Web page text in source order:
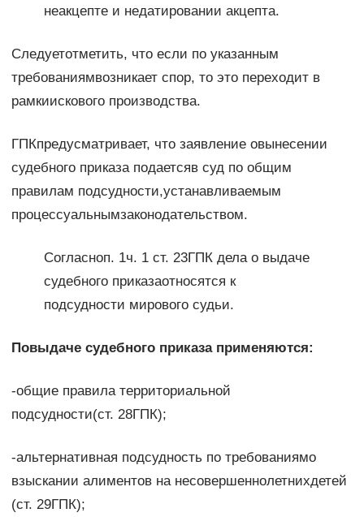
неакцепте и недатировании акцепта.
Следуетотметить, что если по указанным
требованиямвозникает спор, то это переходит в
рамкиискового производства.
ГПКпредусматривает, что заявление овынесении
судебного приказа подаетсяв суд по общим
правилам подсудности,устанавливаемым
процессуальнымзаконодательством.
Согласноп. 1ч. 1 ст. 23ГПК дела о выдаче
судебного приказаотносятся к
подсудности мирового судьи.
Повыдаче судебного приказа применяются:
-общие правила территориальной
подсудности(ст. 28ГПК);
-альтернативная подсудность по требованиямо
взыскании алиментов на несовершеннолетнихдетей
(ст. 29ГПК);